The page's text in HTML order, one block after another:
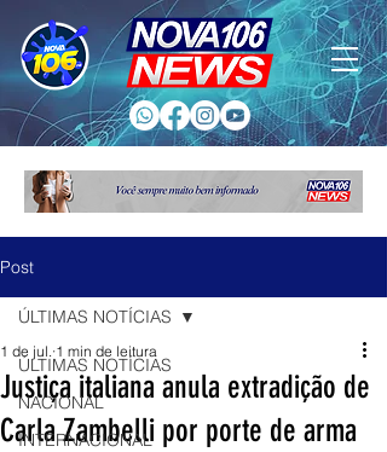
Post
ÚLTIMAS NOTÍCIAS
NACIONAL
INTERNACIONAL
ÚLTIMAS NOTÍCIAS
Justiça italiana anula extradição de
Carla Zambelli por porte de arma
1 de jul. 1 min de leitura